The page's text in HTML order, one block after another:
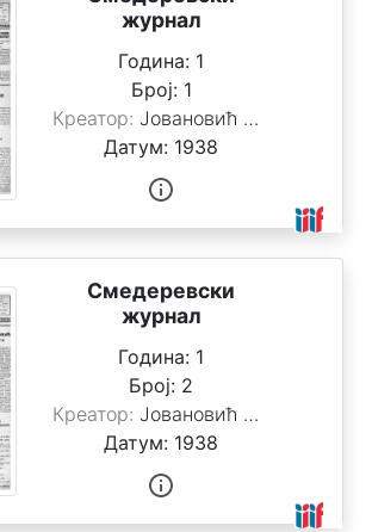
журнал
Година: 1
Број: 1
Креатор: Јовановић Стоимировић, Милан
Датум: 1938
Смедеревски
журнал
Година: 1
Број: 2
Креатор: Јовановић Стоимировић, Милан
Датум: 1938